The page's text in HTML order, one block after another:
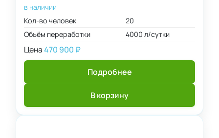
в наличии
Кол-во человек
20
Объём переработки
4000 л/сутки
Цена470 900 ₽
Подробнее
В корзину